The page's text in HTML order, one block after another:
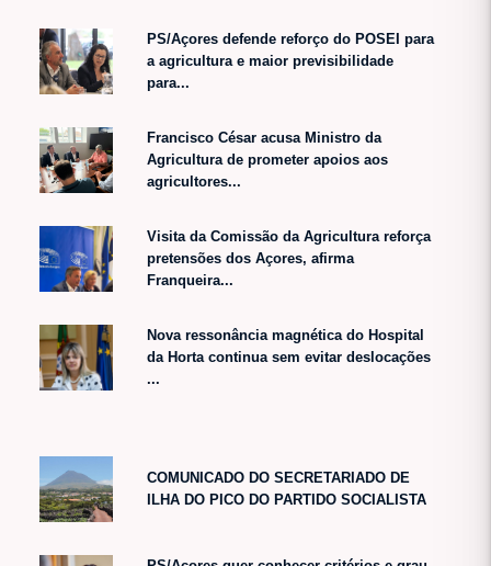
PS/Açores defende reforço do POSEI para
a agricultura e maior previsibilidade
para...
Francisco César acusa Ministro da
Agricultura de prometer apoios aos
agricultores...
Visita da Comissão da Agricultura reforça
pretensões dos Açores, afirma
Franqueira...
Nova ressonância magnética do Hospital
da Horta continua sem evitar deslocações
...
COMUNICADO DO SECRETARIADO DE
ILHA DO PICO DO PARTIDO SOCIALISTA